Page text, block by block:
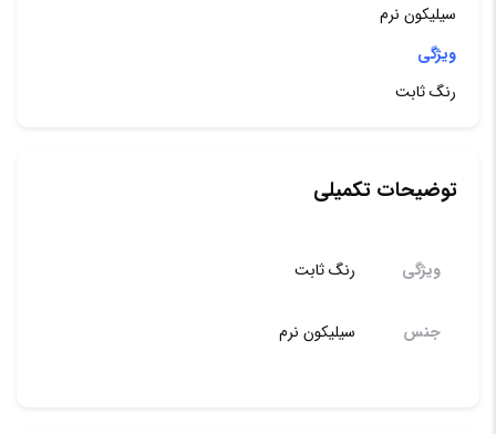
سیلیکون نرم
ویژگی
رنگ ثابت
توضیحات تکمیلی
ویژگی رنگ ثابت
جنس سیلیکون نرم